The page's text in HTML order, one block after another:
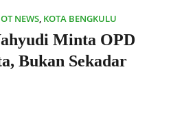
NEWS, KOTA BENGKULU
Minta OPD
Bukan Sekadar